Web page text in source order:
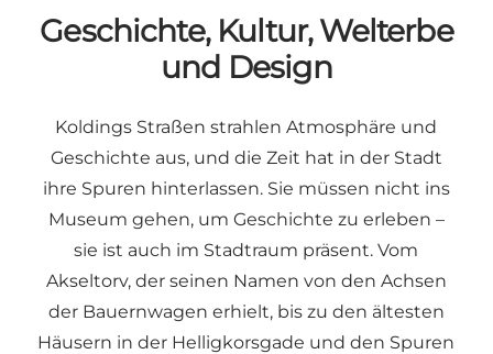
Erlebnisse
Unterkünfte
Reiseplanung
Geschichte, Kultur, Welterbe
und Design
Koldings Straßen strahlen Atmosphäre und
Geschichte aus, und die Zeit hat in der Stadt
ihre Spuren hinterlassen. Sie müssen nicht ins
Museum gehen, um Geschichte zu erleben –
sie ist auch im Stadtraum präsent. Vom
Akseltorv, der seinen Namen von den Achsen
der Bauernwagen erhielt, bis zu den ältesten
Häusern in der Helligkorsgade und den Spuren